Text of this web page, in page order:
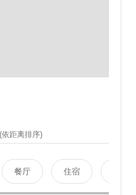
距离排序)
餐厅 住宿